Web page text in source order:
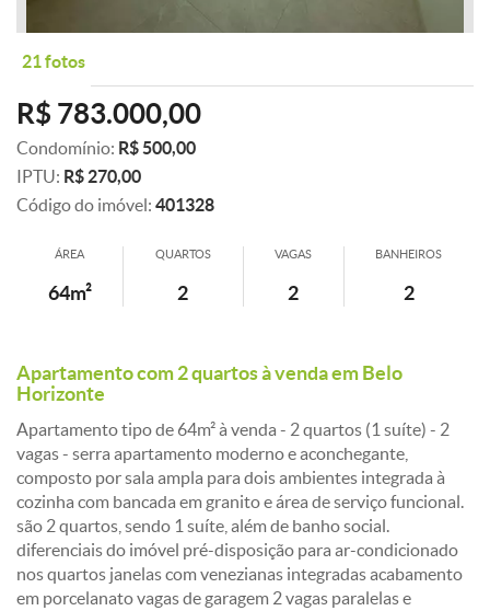
21 fotos
R$ 783.000,00
Condomínio: R$ 500,00
IPTU: R$ 270,00
Código do imóvel: 401328
ÁREA
64m²
QUARTOS
2
VAGAS
2
BANHEIROS
2
Apartamento com 2 quartos à venda em Belo
Horizonte
Apartamento tipo de 64m² à venda - 2 quartos (1 suíte) - 2
vagas - serra apartamento moderno e aconchegante,
composto por sala ampla para dois ambientes integrada à
cozinha com bancada em granito e área de serviço funcional.
são 2 quartos, sendo 1 suíte, além de banho social.
diferenciais do imóvel pré-disposição para ar-condicionado
nos quartos janelas com venezianas integradas acabamento
em porcelanato vagas de garagem 2 vagas paralelas e